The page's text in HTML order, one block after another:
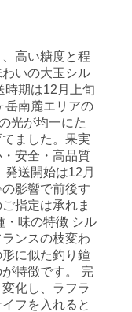
高い糖度と程
いの大玉シル
期は12月上旬
岳南麓エリアの
光が均一にた
ました。果実
安全・高品質
送開始は12月
影響で前後す
指定は承れま
味の特徴 シル
ンスの枝変わ
に似た釣り鐘
特徴です。 完
化し、ラフラ
フを入れると